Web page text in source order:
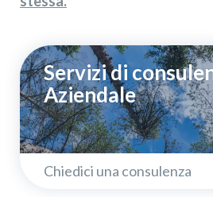
Servizi di
Aziendale
Chiedici una consulenza